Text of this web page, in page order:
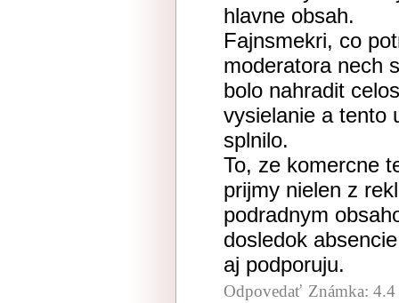
hlavne obsah.
Fajnsmekri, co
moderatora nech
bolo nahradit
vysielanie a tento
splnilo.
To, ze komercne
prijmy nielen z
podradnym
dosledok
aj podporuju.
Odpovedať Známka: 4.4